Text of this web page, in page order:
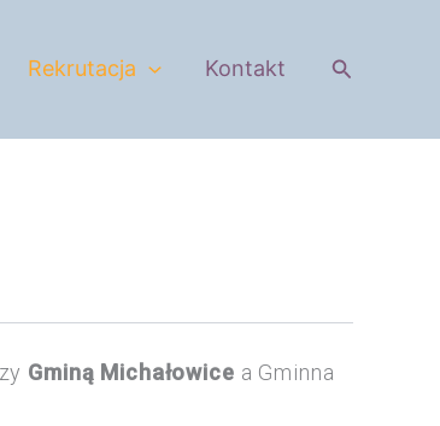
Rekrutacja Kontakt Szukaj
Gminą Michałowice a Gminna